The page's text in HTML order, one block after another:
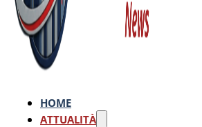
HOME
ATTUALITÀ